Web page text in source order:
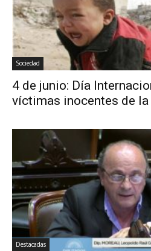
Sociedad
4 de junio: Día
víctimas inocentes de la
Destacadas